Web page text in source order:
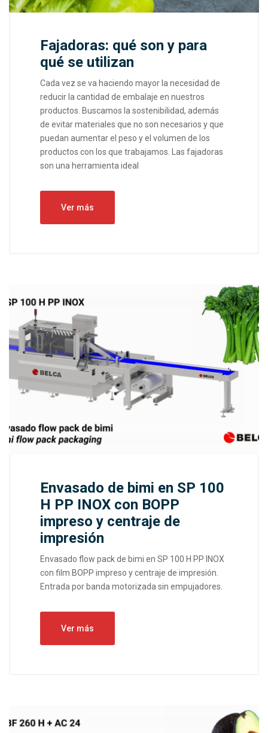
Fajadoras: qué son y para
qué se utilizan
Cada vez se va haciendo mayor la necesidad de
reducir la cantidad de embalaje en nuestros
productos. Buscamos la sostenibilidad, además
de evitar materiales que no son necesarios y que
puedan aumentar el peso y el volumen de los
productos con los que trabajamos. Las fajadoras
son una herramienta ideal
Ver más
Envasado de bimi en SP 100
H PP INOX con BOPP
impreso y centraje de
impresión
Envasado flow pack de bimi en SP 100 H PP INOX
con film BOPP impreso y centraje de impresión.
Entrada por banda motorizada sin empujadores.
Ver más